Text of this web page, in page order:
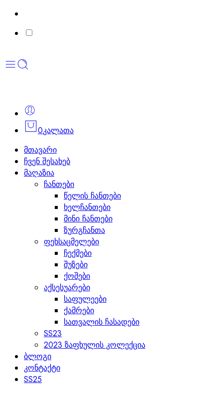
0კალათა
მთავარი
ჩვენ შესახებ
მაღაზია
ჩანთები
წელის ჩანთები
ხელჩანთები
მინი ჩანთები
ზურგჩანთა
ფეხსაცმელები
ჩექმები
შუზები
ქოშები
აქსესუარები
საფულეები
ქამრები
სათვალის ჩასადები
SS23
2023 ზაფხულის კოლექცია
ბლოგი
კონტაქტი
SS25